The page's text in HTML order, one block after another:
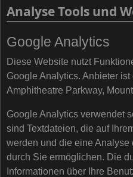
Analyse Tools und
Google Analytics
Diese Website nutzt
Google Analytics. Anbieter
Amphitheatre Parkway,
Google Analytics verwendet
sind Textdateien, die auf
werden und die eine
durch Sie ermöglichen. Die
Informationen über Ihre